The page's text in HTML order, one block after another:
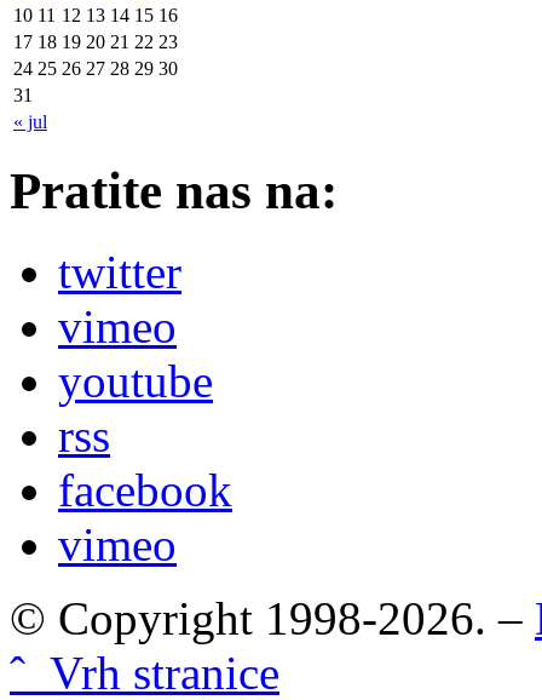
« jul
10 11 12 13 14 15 16
17 18 19 20 21 22 23
24 25 26 27 28 29 30
31
Pratite nas na:
twitter
vimeo
youtube
rss
facebook
vimeo
© Copyright 1998-2026. –
ˆ Vrh stranice